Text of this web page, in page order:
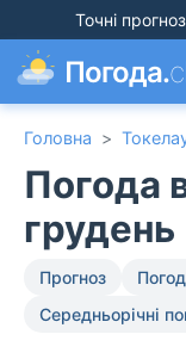
Точні
Погода.
Головна >
Погода
грудень
Прогноз
Середньорічні